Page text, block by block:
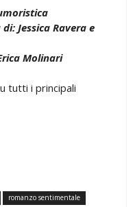
Jessica Ravera e
Molinari
tutti i principali
romanzo sentimentale